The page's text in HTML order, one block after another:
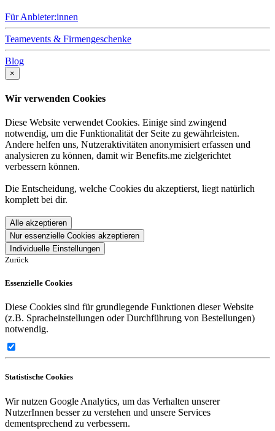
Für Anbieter:innen
Teamevents & Firmengeschenke
Blog
×
Wir verwenden Cookies
Diese Website verwendet Cookies. Einige sind zwingend
notwendig, um die Funktionalität der Seite zu gewährleisten.
Andere helfen uns, Nutzeraktivitäten anonymisiert erfassen und
analysieren zu können, damit wir Benefits.me zielgerichtet
verbessern können.
Die Entscheidung, welche Cookies du akzeptierst, liegt natürlich
komplett bei dir.
Alle akzeptieren
Nur essenzielle Cookies akzeptieren
Individuelle Einstellungen
Zurück
Essenzielle Cookies
Diese Cookies sind für grundlegende Funktionen dieser Website
(z.B. Spracheinstellungen oder Durchführung von Bestellungen)
notwendig.
Statistische Cookies
Wir nutzen Google Analytics, um das Verhalten unserer
NutzerInnen besser zu verstehen und unsere Services
dementsprechend zu verbessern.